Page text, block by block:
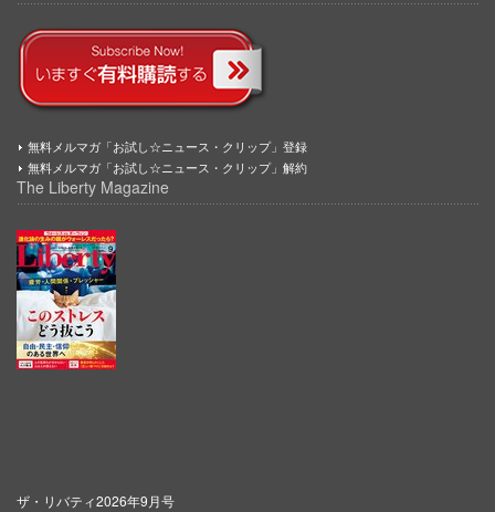
無料メルマガ「お試し☆ニュース・クリップ」登録
無料メルマガ「お試し☆ニュース・クリップ」解約
The Liberty Magazine
ザ・リバティ2026年9月号